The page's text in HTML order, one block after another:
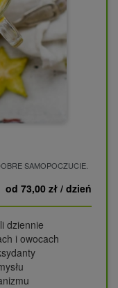
SAMOPOCZUCIE.
od 73,00 zł / dzień
dziennie
i owocach